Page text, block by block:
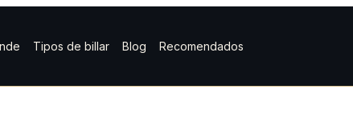
Tipos de billar Blog Recomendados